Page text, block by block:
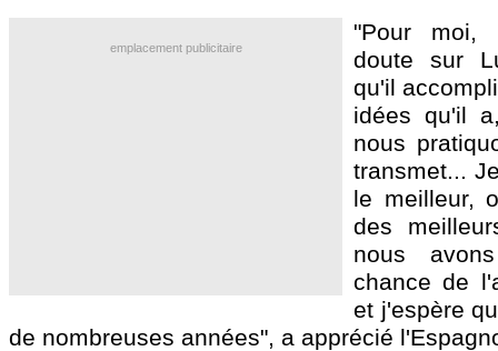
emplacement publicitaire
"Pour
doute sur
qu'il
idées qu'il
nous
transmet...
le meilleur,
des
nous
chance de
et j'espère
de nombreuses années", a apprécié